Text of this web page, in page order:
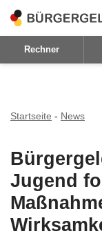
Zum
Inhalt
Rechner
Startseite - News
Jugend